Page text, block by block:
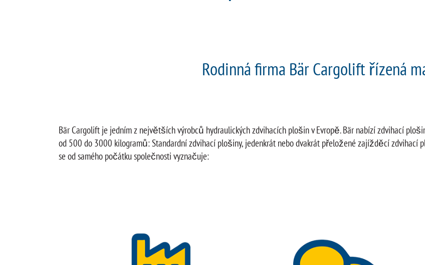
Rodinná firma Bär Cargolift řízená
Bär Cargolift je jedním z největších výrobců hydraulických zdvihacích plošin v Evropě. Bär nabízí zdvihací
od 500 do 3000 kilogramů: Standardní zdvihací plošiny, jedenkrát nebo dvakrát přeložené zajížděcí zdvihací
se od samého počátku společnosti vyznačuje: